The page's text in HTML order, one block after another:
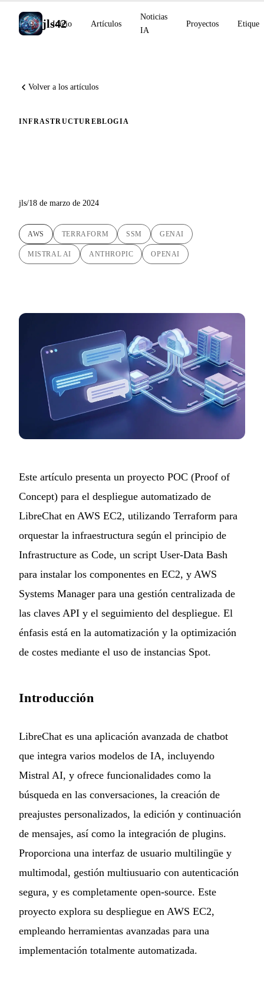
jls42
Inicio Artículos
Noticias
IA
Proyectos
Volver a los artículos
INFRASTRUCTUREBLOGIA
jls/18 de marzo de 2024
AWS TERRAFORM SSM GENAI
MISTRAL AI ANTHROPIC OPENAI
Este artículo presenta un proyecto POC (Proof of
Concept) para el despliegue automatizado de
LibreChat en AWS EC2, utilizando Terraform para
orquestar la infraestructura según el principio de
Infrastructure as Code, un script User-Data Bash
para instalar los componentes en EC2, y AWS
Systems Manager para una gestión centralizada de
las claves API y el seguimiento del despliegue. El
énfasis está en la automatización y la optimización
de costes mediante el uso de instancias Spot.
Introducción
LibreChat es una aplicación avanzada de chatbot
que integra varios modelos de IA, incluyendo
Mistral AI, y ofrece funcionalidades como la
búsqueda en las conversaciones, la creación de
preajustes personalizados, la edición y continuación
de mensajes, así como la integración de plugins.
Proporciona una interfaz de usuario multilingüe y
multimodal, gestión multiusuario con autenticación
segura, y es completamente open-source. Este
proyecto explora su despliegue en AWS EC2,
empleando herramientas avanzadas para una
implementación totalmente automatizada.